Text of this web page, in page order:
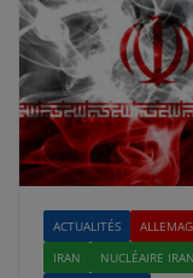
ACTUALITÉS
IRAN
NUCLÉAIRE